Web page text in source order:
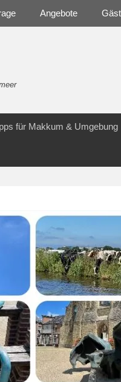
Angebote
für Makkum & Umgebung